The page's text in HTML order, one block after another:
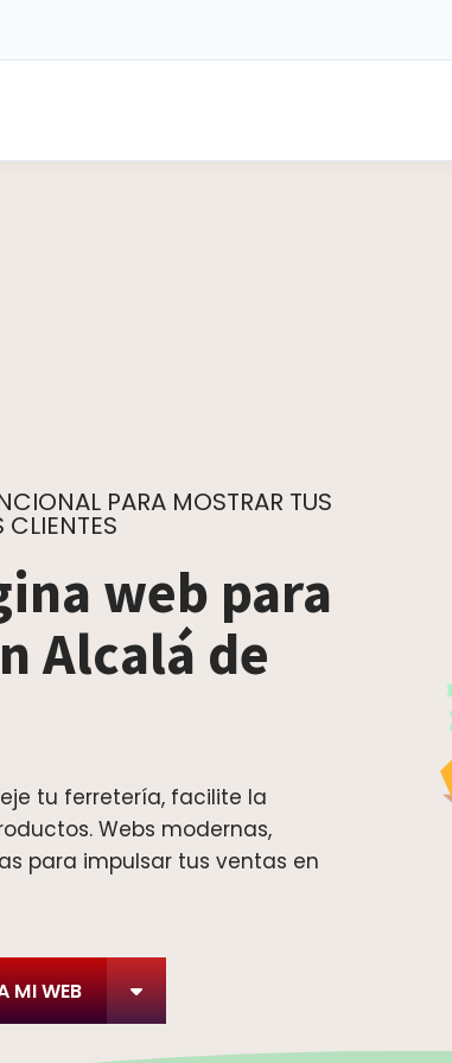
PARA MOSTRAR TUS
CLIENTES
web para
Alcalá de
tu ferretería, facilite la
Webs modernas,
para impulsar tus ventas en
MI WEB